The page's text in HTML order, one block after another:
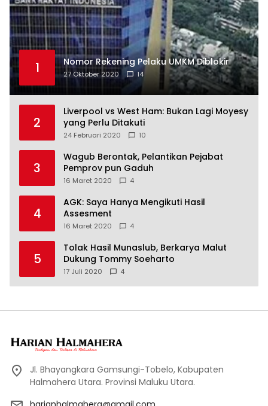
1 Nomor Rekening Pelaku UMKM Diblokir
27 Oktober 2020 14
2
Liverpool vs West Ham: Bukan Lagi Moyesy
yang Perlu Ditakuti
24 Februari 2020 10
3
Wagub Berontak, Pelantikan Pejabat
Pemprov pun Gaduh
16 Maret 2020 4
4
AGK: Saya Hanya Mengikuti Hasil
Assesment
16 Maret 2020 4
5
Tolak Hasil Munaslub, Berkarya Malut
Dukung Tommy Soeharto
17 Juli 2020 4
Jl. Bhayangkara Gamsungi-Tobelo, Kabupaten
Halmahera Utara. Provinsi Maluku Utara.